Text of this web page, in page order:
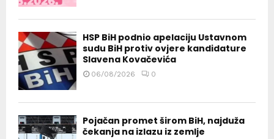
HSP BiH podnio apelaciju Ustavnom
sudu BiH protiv ovjere kandidature
Slavena Kovačevića
06/08/2026 0
Pojačan promet širom BiH, najduža
čekanja na izlazu iz zemlje